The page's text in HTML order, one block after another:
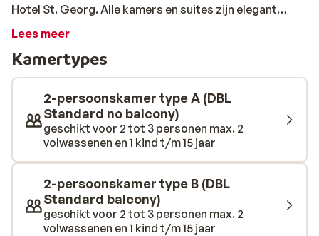
Hotel St. Georg. Alle kamers en suites zijn elegant
ingericht en voorzien van een moderne badkamer. Na
spa weer helemaal bijkomen. Geniet hier van het mooie
binnenzwembad met tegenstroom, een Finse sauna en
een infraroodcabine. In de sfeervolle bar kun je
vervolgens genieten van een heerlijk après-ski drankje.
Lees meer
Kamertypes
2-persoonskamer type A (DBL
Standard no balcony)
geschikt voor 2 tot 3 personen max. 2
volwassenen en 1 kind t/m 15 jaar
2-persoonskamer type B (DBL
Standard balcony)
geschikt voor 2 tot 3 personen max. 2
volwassenen en 1 kind t/m 15 jaar